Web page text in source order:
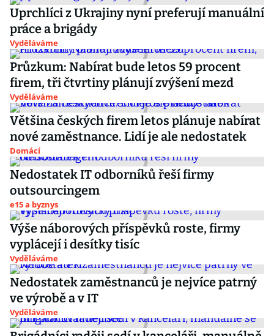
Uprchlíci z Ukrajiny nyní preferují manuální
práce a brigády
Vyděláváme
Průzkum: Nabírat bude letos 59 procent
firem, tři čtvrtiny plánují zvýšení mezd
Vyděláváme
Většina českých firem letos plánuje nabírat
nové zaměstnance. Lidí je ale nedostatek
Domácí
Nedostatek IT odborníků řeší firmy
outsourcingem
e15 a byznys
Výše náborových příspěvků roste, firmy
vyplácejí i desítky tisíc
Vyděláváme
Nedostatek zaměstnanců je nejvíce patrný
ve výrobě a v IT
Vyděláváme